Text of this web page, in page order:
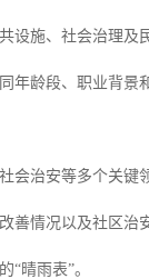
施、社会治理及
年龄段、职业背
会治安等多个关
善情况以及社区治
“晴雨表”。